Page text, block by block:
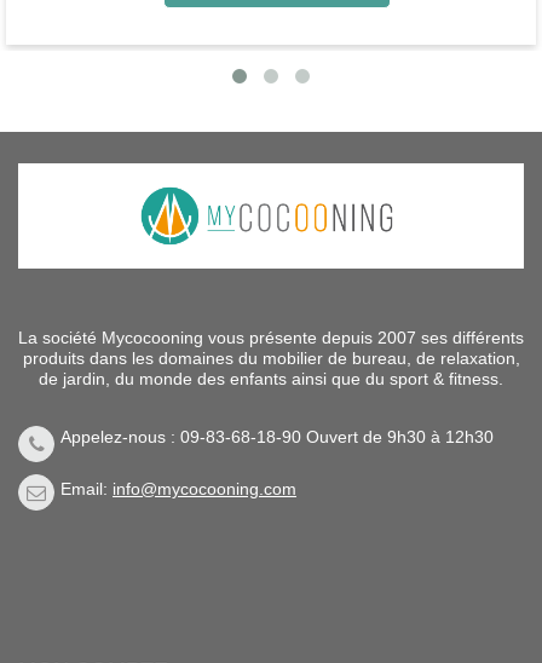
La société Mycocooning vous présente depuis 2007 ses différents
produits dans les domaines du mobilier de bureau, de relaxation,
de jardin, du monde des enfants ainsi que du sport & fitness.
Appelez-nous : 09-83-68-18-90 Ouvert de 9h30 à 12h30
Email: info@mycocooning.com